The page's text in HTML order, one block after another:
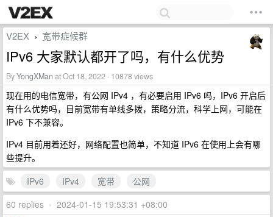
V2EX › 宽带症候群
IPv6 大家默认都开了吗，有什么优势
ByYongXMan at Oct 18, 2022 · 10878 views
现在用的电信宽带，有公网 IPv4 ，有必要启用 IPv6 吗，IPv6 开启后
有什么优势吗，目前宽带有单线多拨，策略分流，科学上网，可能在
IPv6 下不兼容。
IPv4 目前用着还好，网络配置也简单，不知道 IPv6 在使用上会有哪
些提升。
IPv6
IPv4 宽带
公网
60 replies • 2024-01-15 19:53:31 +08:00